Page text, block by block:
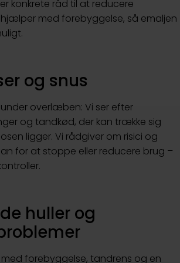
konkrete råd til at reducere
med forebyggelse, så emaljen
og snus
overlæben: Vi ser efter
og tandkød, der kan trække sig
ligger. Vi rådgiver om risici og
for at stoppe eller reducere brug –
huller og
forebyggelse, tandrens og en